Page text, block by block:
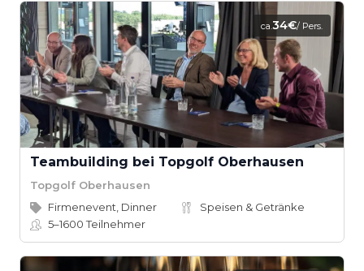
ca.34€/ Pers.
Teambuilding bei Topgolf Oberhausen
Topgolf Oberhausen
Firmenevent, Dinner
Speisen & Getränke
5–1600Teilnehmer